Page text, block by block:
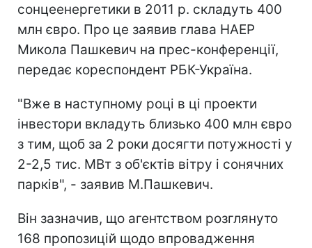
сонцеенергетики в 2011 р. складуть 400
млн євро. Про це заявив глава НАЕР
Микола Пашкевич на прес-конференції,
передає кореспондент РБК-Україна.
"Вже в наступному році в ці проекти
інвестори вкладуть близько 400 млн євро
з тим, щоб за 2 роки досягти потужності у
2-2,5 тис. МВт з об'єктів вітру і сонячних
парків", - заявив М.Пашкевич.
Він зазначив, що агентством розглянуто
168 пропозицій щодо впровадження